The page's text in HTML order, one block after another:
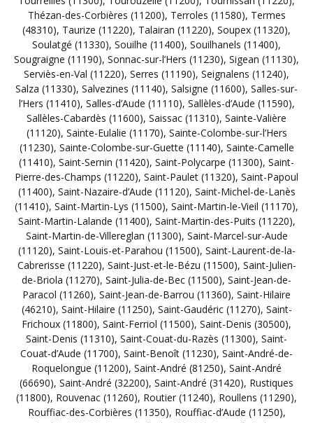
Thézan-des-Corbières (11200), Terroles (11580), Termes
(48310), Taurize (11220), Talairan (11220), Soupex (11320),
Soulatgé (11330), Souilhe (11400), Souilhanels (11400),
Sougraigne (11190), Sonnac-sur-l’Hers (11230), Sigean (11130),
Serviès-en-Val (11220), Serres (11190), Seignalens (11240),
Salza (11330), Salvezines (11140), Salsigne (11600), Salles-sur-
l’Hers (11410), Salles-d’Aude (11110), Sallèles-d’Aude (11590),
Sallèles-Cabardès (11600), Saissac (11310), Sainte-Valière
(11120), Sainte-Eulalie (11170), Sainte-Colombe-sur-l’Hers
(11230), Sainte-Colombe-sur-Guette (11140), Sainte-Camelle
(11410), Saint-Sernin (11420), Saint-Polycarpe (11300), Saint-
Pierre-des-Champs (11220), Saint-Paulet (11320), Saint-Papoul
(11400), Saint-Nazaire-d’Aude (11120), Saint-Michel-de-Lanès
(11410), Saint-Martin-Lys (11500), Saint-Martin-le-Vieil (11170),
Saint-Martin-Lalande (11400), Saint-Martin-des-Puits (11220),
Saint-Martin-de-Villereglan (11300), Saint-Marcel-sur-Aude
(11120), Saint-Louis-et-Parahou (11500), Saint-Laurent-de-la-
Cabrerisse (11220), Saint-Just-et-le-Bézu (11500), Saint-Julien-
de-Briola (11270), Saint-Julia-de-Bec (11500), Saint-Jean-de-
Paracol (11260), Saint-Jean-de-Barrou (11360), Saint-Hilaire
(46210), Saint-Hilaire (11250), Saint-Gaudéric (11270), Saint-
Frichoux (11800), Saint-Ferriol (11500), Saint-Denis (30500),
Saint-Denis (11310), Saint-Couat-du-Razès (11300), Saint-
Couat-d’Aude (11700), Saint-Benoît (11230), Saint-André-de-
Roquelongue (11200), Saint-André (81250), Saint-André
(66690), Saint-André (32200), Saint-André (31420), Rustiques
(11800), Rouvenac (11260), Routier (11240), Roullens (11290),
Rouffiac-des-Corbières (11350), Rouffiac-d’Aude (11250),